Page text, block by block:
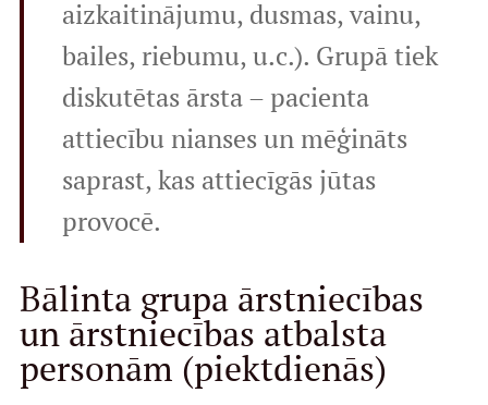
aizkaitinājumu, dusmas, vainu,
bailes, riebumu, u.c.). Grupā tiek
diskutētas ārsta – pacienta
attiecību nianses un mēģināts
saprast, kas attiecīgās jūtas
provocē.
Bālinta grupa ārstniecības
un ārstniecības atbalsta
personām (piektdienās)